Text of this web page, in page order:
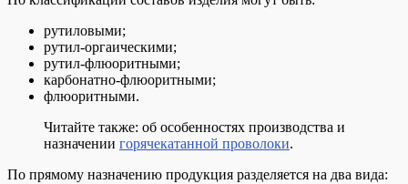
рутиловыми;
рутил-оргаическими;
рутил-флюоритными;
карбонатно-флюоритными;
флюоритными.
Читайте также: об особенностях производства и
назначении горячекатанной проволоки.
По прямому назначению продукция разделяется на два вида: